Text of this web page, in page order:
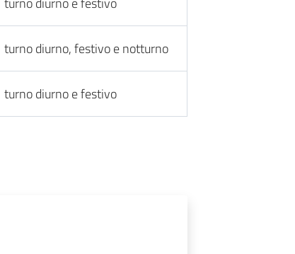
turno diurno, festivo e notturno
turno diurno e festivo